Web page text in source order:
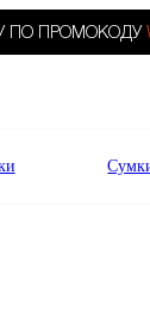
ПО ПРОМОКОДУ